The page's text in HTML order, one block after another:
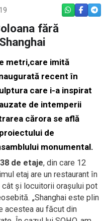
WHATSAPP
fără
metri,care imită
recent în
care i-a inspirat
de intemperii
cărora se află
de
monumental.
de etaje, din care 12
etaj are un restaurant în
cât și locuitorii orașului pot
„Shanghai este plin
acestea au făcut din